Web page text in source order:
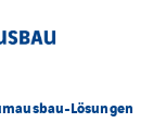
Lösungen